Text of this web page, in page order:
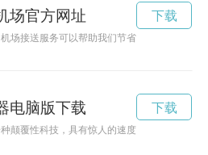
场官方网址
场接送服务可以帮助我们节省时间和精力，让
下载
电脑版下载
颠覆性科技，具有惊人的速度和精准度，为
下载